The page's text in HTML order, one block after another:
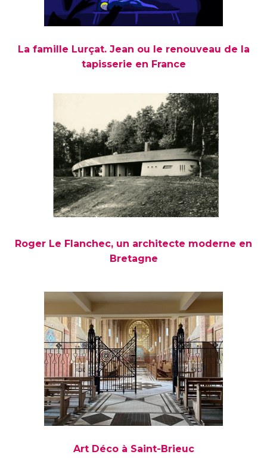
La famille Lurçat. Jean ou le renouveau de la
tapisserie en France
Roger Le Flanchec, un architecte moderne en
Bretagne
Art Déco à Saint-Brieuc